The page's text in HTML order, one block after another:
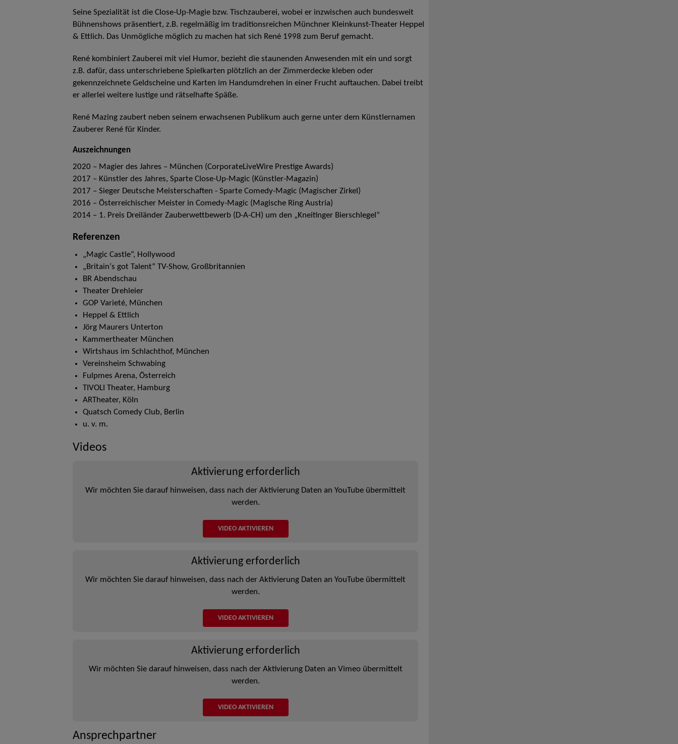
Seine Spezialität ist die Close-Up-Magie bzw. Tischzauberei, wobei er inzwischen auch bundesweit
Bühnenshows präsentiert, z.B. regelmäßig im traditionsreichen Münchner Kleinkunst-Theater Heppel
& Ettlich. Das Unmögliche möglich zu machen hat sich René 1998 zum Beruf gemacht.
René kombiniert Zauberei mit viel Humor, bezieht die staunenden Anwesenden mit ein und sorgt
z.B. dafür, dass unterschriebene Spielkarten plötzlich an der Zimmerdecke kleben oder
gekennzeichnete Geldscheine und Karten im Handumdrehen in einer Frucht auftauchen. Dabei treibt
er allerlei weitere lustige und rätselhafte Späße.
René Mazing zaubert neben seinem erwachsenen Publikum auch gerne unter dem Künstlernamen
Zauberer René für Kinder.
Auszeichnungen
2020 – Magier des Jahres – München (CorporateLiveWire Prestige Awards)
2017 – Künstler des Jahres, Sparte Close-Up-Magic (Künstler-Magazin)
2017 – Sieger Deutsche Meisterschaften - Sparte Comedy-Magic (Magischer Zirkel)
2016 – Österreichischer Meister in Comedy-Magic (Magische Ring Austria)
2014 – 1. Preis Dreiländer Zauberwettbewerb (D-A-CH) um den „Kneitinger Bierschlegel“
Referenzen
„Magic Castle“, Hollywood
„Britain‘s got Talent“ TV-Show, Großbritannien
BR Abendschau
Theater Drehleier
GOP Varieté, München
Heppel & Ettlich
Jörg Maurers Unterton
Kammertheater München
Wirtshaus im Schlachthof, München
Vereinsheim Schwabing
Fulpmes Arena, Österreich
TIVOLI Theater, Hamburg
ARTheater, Köln
Quatsch Comedy Club, Berlin
u. v. m.
Videos
Aktivierung erforderlich
Wir möchten Sie darauf hinweisen, dass nach der Aktivierung Daten an YouTube übermittelt
werden.
VIDEO AKTIVIEREN
Aktivierung erforderlich
Wir möchten Sie darauf hinweisen, dass nach der Aktivierung Daten an YouTube übermittelt
werden.
VIDEO AKTIVIEREN
Aktivierung erforderlich
Wir möchten Sie darauf hinweisen, dass nach der Aktivierung Daten an Vimeo übermittelt
werden.
VIDEO AKTIVIEREN
Ansprechpartner